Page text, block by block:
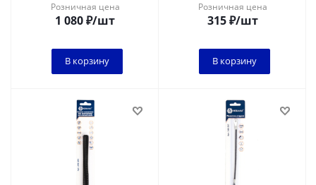
Розничная цена
1 080₽/шт
В корзину
Розничная цена
315₽/шт
В корзину